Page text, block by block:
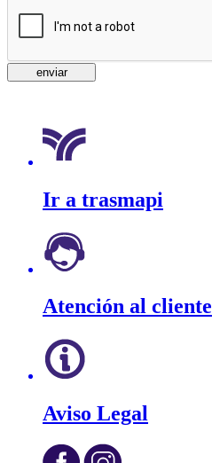
Ir a trasmapi
Atención al cliente
Aviso Legal